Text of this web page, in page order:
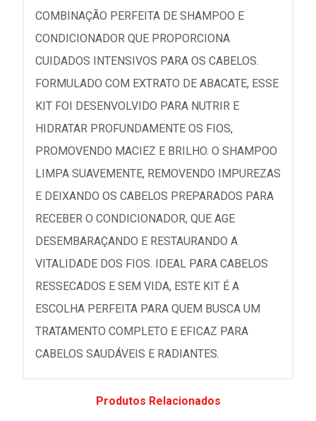
COMBINAÇÃO PERFEITA DE SHAMPOO E
CONDICIONADOR QUE PROPORCIONA
CUIDADOS INTENSIVOS PARA OS CABELOS.
FORMULADO COM EXTRATO DE ABACATE, ESSE
KIT FOI DESENVOLVIDO PARA NUTRIR E
HIDRATAR PROFUNDAMENTE OS FIOS,
PROMOVENDO MACIEZ E BRILHO. O SHAMPOO
LIMPA SUAVEMENTE, REMOVENDO IMPUREZAS
E DEIXANDO OS CABELOS PREPARADOS PARA
RECEBER O CONDICIONADOR, QUE AGE
DESEMBARAÇANDO E RESTAURANDO A
VITALIDADE DOS FIOS. IDEAL PARA CABELOS
RESSECADOS E SEM VIDA, ESTE KIT É A
ESCOLHA PERFEITA PARA QUEM BUSCA UM
TRATAMENTO COMPLETO E EFICAZ PARA
CABELOS SAUDÁVEIS E RADIANTES.
Produtos Relacionados